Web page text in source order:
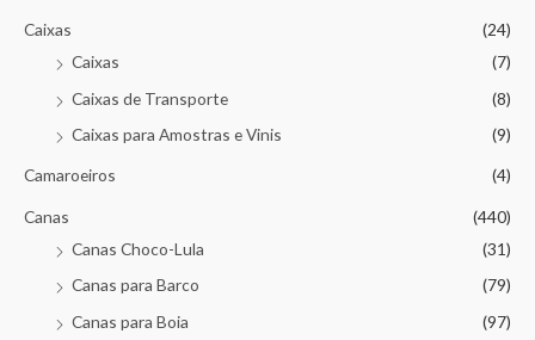
Caixas
(24)
Caixas
(7)
Caixas de Transporte
(8)
Caixas para Amostras e Vinis
(9)
Camaroeiros (4)
Canas
(440)
Canas Choco-Lula
(31)
Canas para Barco
(79)
Canas para Boia
(97)